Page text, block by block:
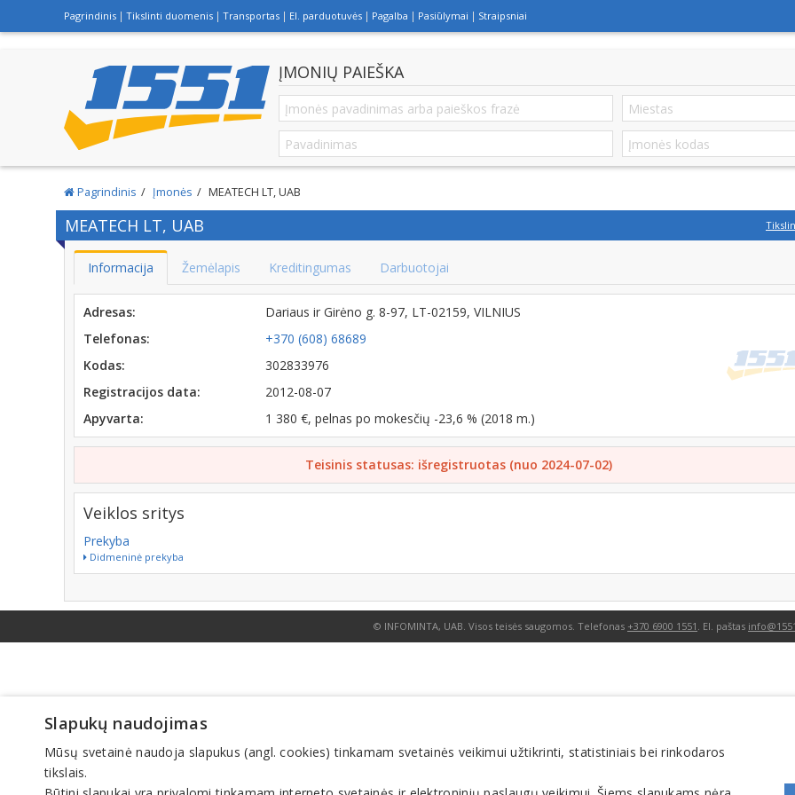
Pagrindinis Tikslinti duomenis Transportas El. parduotuvės Pagalba Pasiūlymai Straipsniai
ĮMONIŲ PAIEŠKA
Pagrindinis Įmonės MEATECH LT, UAB
MEATECH LT, UAB
Informacija Žemėlapis Kreditingumas Darbuotojai
Adresas:
Dariaus ir Girėno g. 8-97, LT-02159, VILNIUS
Telefonas:
+370 (608) 68689
Kodas:
302833976
Registracijos data:
2012-08-07
Apyvarta:
1 380 €, pelnas po mokesčių -23,6 % (2018 m.)
Teisinis statusas: išregistruotas (nuo 2024-07-02)
Veiklos sritys
Prekyba
Didmeninė prekyba
© INFOMINTA, UAB. Visos teisės saugomos. Telefonas +370 6900 1551 . El. paštas
Slapukų naudojimas
Mūsų svetainė naudoja slapukus (angl. cookies) tinkamam svetainės veikimui užtikrinti, statistiniais bei rinkodaros
tikslais.